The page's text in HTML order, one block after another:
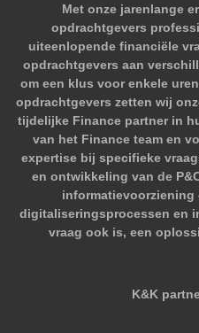
Met onze jarenlange
opdrachtgevers
uiteenlopende financiële
opdrachtgevers aan
om een klus voor enkele
opdrachtgevers zetten wij
tijdelijke Finance partner in
van het Finance team en
expertise bij specifieke
en ontwikkeling van de
informatievoorziening
digitaliseringsprocessen en
vraag ook is, een
K&K